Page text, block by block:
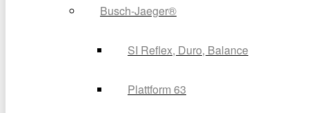
Busch-Jaeger®
SI Reflex, Duro, Balance
Plattform 63